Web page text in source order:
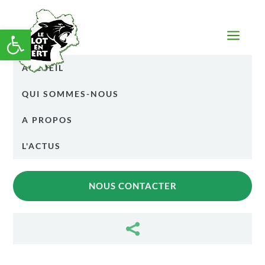
a
ACCUEIL
QUI SOMMES-NOUS
A PROPOS
L'ACTUS
NOUS CONTACTER

Ouvrir la barre d’outils